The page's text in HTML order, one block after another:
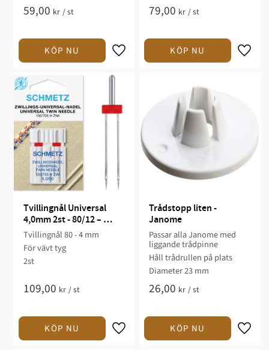
59,00 kr /st 79,00 kr /st
Tvillingnål Universal
4,0mm 2st - 80/12 –
Schmetz
Tvillingnål 80 - 4 mm
För vävt tyg
2st
109,00 kr /st
Trådstopp liten -
Janome
Passar alla Janome med
liggande trådpinne
Håll trådrullen på plats
Diameter 23 mm
26,00 kr /st